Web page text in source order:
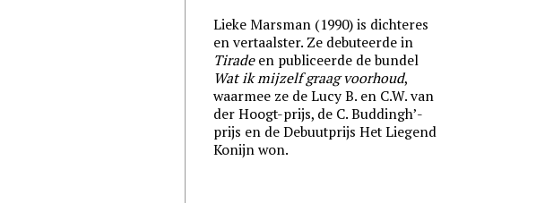
Lieke Marsman (1990) is dichteres
en vertaalster. Ze debuteerde in
Tiradeen publiceerde de bundel
Wat ik mijzelf graag voorhoud,
waarmee ze de Lucy B. en C.W. van
der Hoogt-prijs, de C. Buddingh’-
prijs en de Debuutprijs Het Liegend
Konijn won.